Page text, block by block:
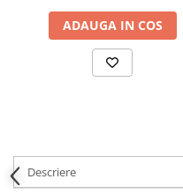
ADAUGA IN COS
Descriere